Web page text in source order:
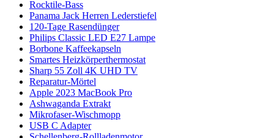
Rocktile-Bass
Panama Jack Herren Lederstiefel
120-Tage Rasendünger
Philips Classic LED E27 Lampe
Borbone Kaffeekapseln
Smartes Heizkörperthermostat
Sharp 55 Zoll 4K UHD TV
Reparatur-Mörtel
Apple 2023 MacBook Pro
Ashwaganda Extrakt
Mikrofaser-Wischmopp
USB C Adapter